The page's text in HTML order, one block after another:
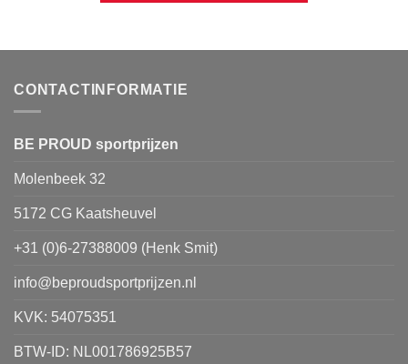
CONTACTINFORMATIE
BE PROUD sportprijzen
Molenbeek 32
5172 CG Kaatsheuvel
+31 (0)6-27388009 (Henk Smit)
info@beproudsportprijzen.nl
KVK: 54075351
BTW-ID: NL001786925B57